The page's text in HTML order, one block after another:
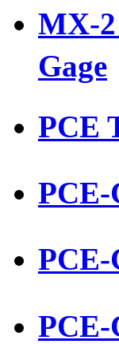
MX-
Gage
PCE
PCE-